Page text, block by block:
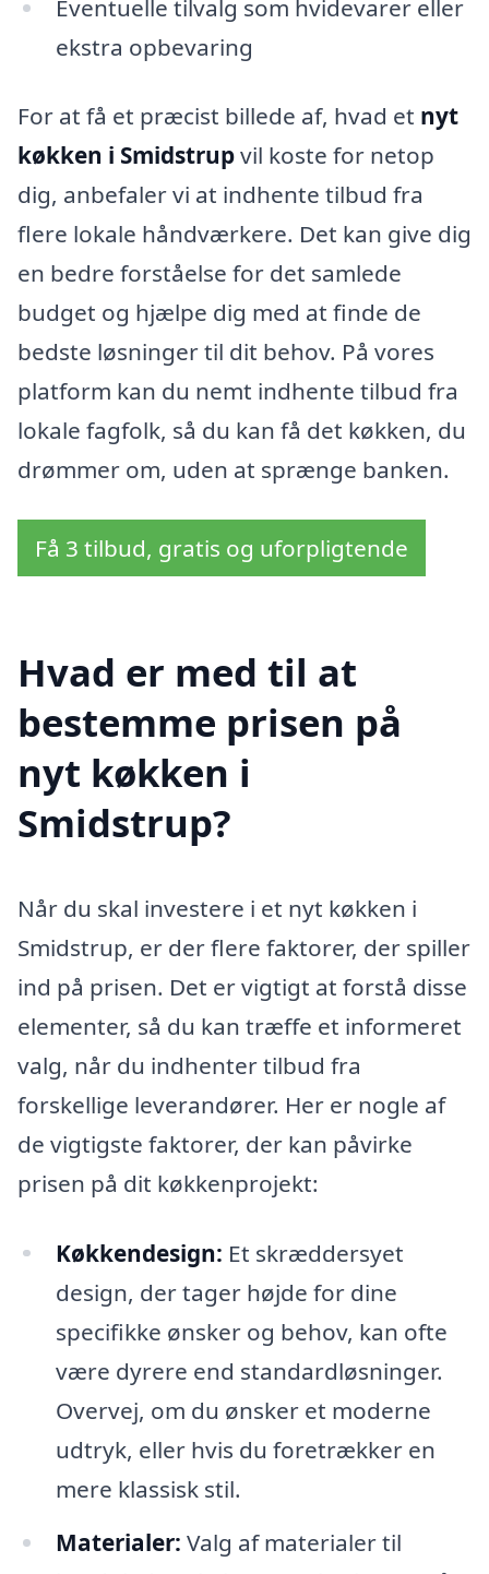
Eventuelle tilvalg som hvidevarer eller
ekstra opbevaring
For at få et præcist billede af, hvad et nyt
køkken i Smidstrupvil koste for netop
dig, anbefaler vi at indhente tilbud fra
flere lokale håndværkere. Det kan give dig
en bedre forståelse for det samlede
budget og hjælpe dig med at finde de
bedste løsninger til dit behov. På vores
platform kan du nemt indhente tilbud fra
lokale fagfolk, så du kan få det køkken, du
drømmer om, uden at sprænge banken.
Få 3 tilbud, gratis og uforpligtende
Hvad er med til at
bestemme prisen på
nyt køkken i
Smidstrup?
Når du skal investere i et nyt køkken i
Smidstrup, er der flere faktorer, der spiller
ind på prisen. Det er vigtigt at forstå disse
elementer, så du kan træffe et informeret
valg, når du indhenter tilbud fra
forskellige leverandører. Her er nogle af
de vigtigste faktorer, der kan påvirke
prisen på dit køkkenprojekt:
Køkkendesign: Et skræddersyet
design, der tager højde for dine
specifikke ønsker og behov, kan ofte
være dyrere end standardløsninger.
Overvej, om du ønsker et moderne
udtryk, eller hvis du foretrækker en
mere klassisk stil.
Materialer: Valg af materialer til